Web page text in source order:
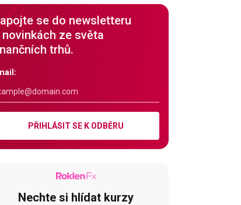
se do newsletteru
novinkách ze světa
trhů.
PŘIHLÁSIT SE K ODBĚRU
Nechte si hlídat kurzy